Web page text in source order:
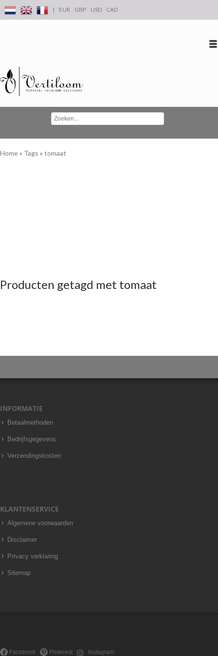
| EUR GBP USD CAD
Home» Tags » tomaat
Producten getagd met tomaat
INFORMATIE
Betaalmethoden
Bedrijfsgegevens
Verzendingskosten
KLANTENSERVICE
Algemene voorwaarden
Disclaimer
Privacy verklaring
Sitemap
Facebook Pinterest Instagram